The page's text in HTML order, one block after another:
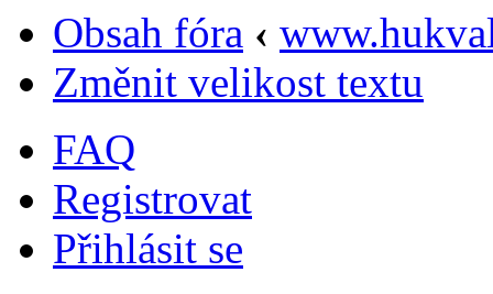
Obsah fóra ‹
Změnit velikost textu
FAQ
Registrovat
Přihlásit se